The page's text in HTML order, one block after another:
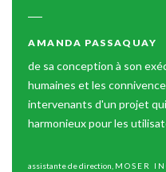
AMANDA PASSAQUAY
de sa conception à son
humaines et les
intervenants d'un projet
harmonieux pour les
assistante de direction, MOSER